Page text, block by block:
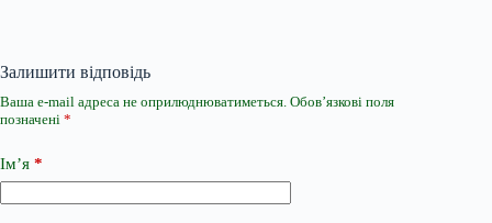
Залишити відповідь
Ваша e-mail адреса не оприлюднюватиметься. Обов’язкові поля
позначені *
Ім’я *